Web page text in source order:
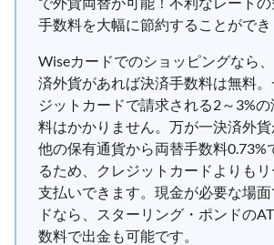
手数料を大幅に節約することができ
Wiseカードでのショッピングなら
済外貨があれば決済手数料は無料
ジットカードで請求される2～3%
料はかかりません。万が一決済外貨
他の保有通貨から両替手数料0.73%
るため、クレジットカードよりも
支払いできます。現金が必要な場
ドなら、スターリング・ポンドの
数料で出金も可能です。